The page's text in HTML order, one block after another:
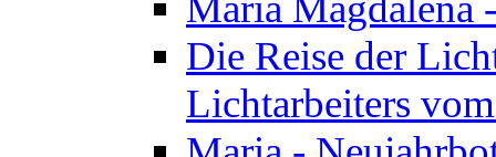
Die Reise der
Lichtarbeiters